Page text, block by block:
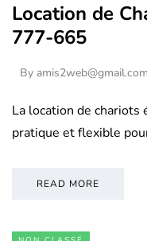
Location de
777-665
By amis2web@gmail.com
La location de
pratique et flexible
READ MORE